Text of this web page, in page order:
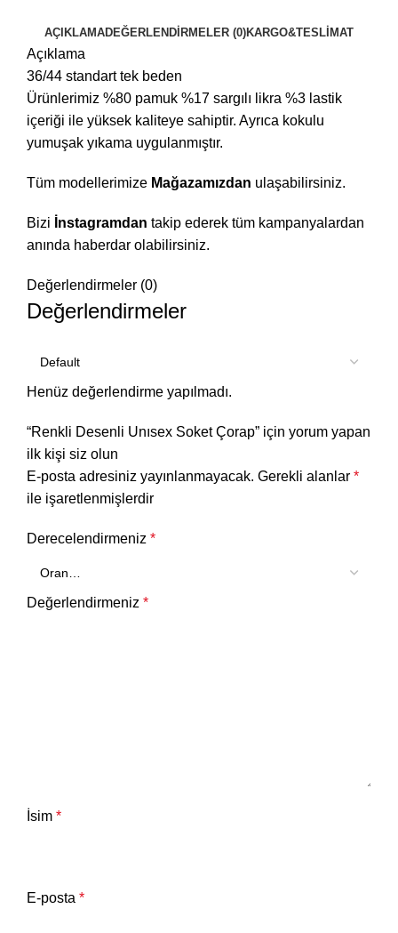
AÇIKLAMADEĞERLENDIRMELER (0)KARGO&TESLIMAT
Açıklama
36/44 standart tek beden
Ürünlerimiz %80 pamuk %17 sargılı likra %3 lastik
içeriği ile yüksek kaliteye sahiptir. Ayrıca kokulu
yumuşak yıkama uygulanmıştır.
Tüm modellerimize Mağazamızdan ulaşabilirsiniz.
Bizi İnstagramdan takip ederek tüm kampanyalardan
anında haberdar olabilirsiniz.
Değerlendirmeler (0)
Değerlendirmeler
Henüz değerlendirme yapılmadı.
“Renkli Desenli Unısex Soket Çorap” için yorum yapan
ilk kişi siz olun
E-posta adresiniz yayınlanmayacak. Gerekli alanlar *
ile işaretlenmişlerdir
Derecelendirmeniz *
Değerlendirmeniz *
İsim *
E-posta *